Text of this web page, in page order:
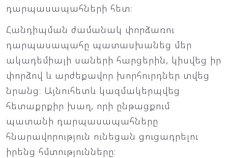
դարպասապահների հետ։
Հանդիպման ժամանակ փորձառու
դարպասապահը պատասխանեց մեր
ակադեմիայի սաների հարցերին, կիսվեց իր
փորձով և արժեքավոր խորհուրդներ տվեց
նրանց։ Այնուհետև կազմակերպվեց
հետաքրքիր խաղ, որի ընթացքում
պատանի դարպասապահները
հնարավորություն ունեցան ցուցադրելու
իրենց հմտությունները։